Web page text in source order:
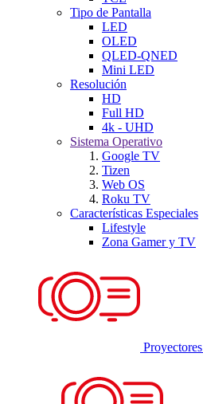
Tipo de Pantalla
LED
OLED
QLED-QNED
Mini LED
Resolución
HD
Full HD
4k - UHD
Sistema Operativo
Google TV
Tizen
Web OS
Roku TV
Características Especiales
Lifestyle
Zona Gamer y TV
Proyectores